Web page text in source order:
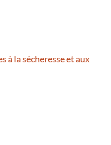
à la sécheresse et aux